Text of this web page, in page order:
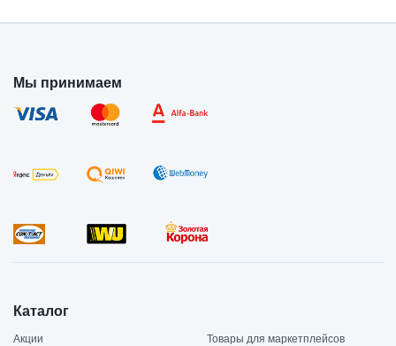
Мы принимаем
Каталог
Акции
Товары для маркетплейсов